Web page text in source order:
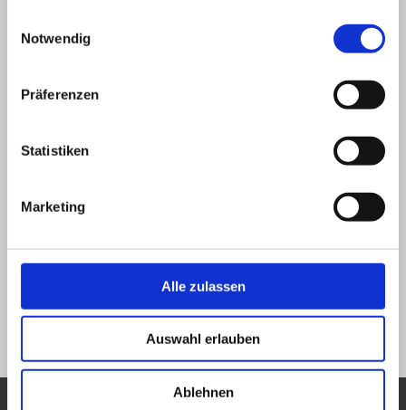
Notwendig
Präferenzen
Statistiken
Marketing
Alle zulassen
Auswahl erlauben
Ablehnen
Vorheriges Bild Nächstes Bild